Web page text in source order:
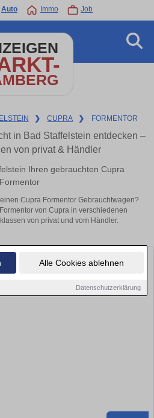
Alle Cookies ablehnen
Datenschutzerklärung
Auto Immo Job
❯ CUPRA ❯ FORMENTOR
in Bad Staffelstein entdecken –
von privat & Händler
Ihren gebrauchten Cupra
Formentor
Cupra Formentor Gebrauchtwagen?
von Cupra in verschiedenen
von privat und vom Händler.